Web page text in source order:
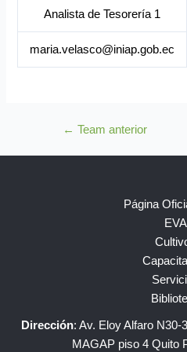
Analista de Tesorería 1
maria.velasco@iniap.gob.ec
← Team anterior
Página
EVA
Dirección: Av. Eloy Alfaro
MAGAP piso 4 Quito